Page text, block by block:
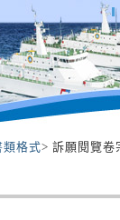
類格式> 訴願閱覽卷